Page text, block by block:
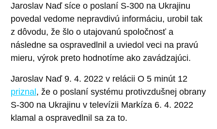
Jaroslav Naď síce o poslaní S-300 na Ukrajinu
povedal vedome nepravdivú informáciu, urobil tak
z dôvodu, že šlo o utajovanú spoločnosť a
následne sa ospravedlnil a uviedol veci na pravú
mieru, výrok preto hodnotíme ako zavádzajúci.
Jaroslav Naď 9. 4. 2022 v relácii O 5 minút 12
priznal, že o poslaní systému protivzdušnej obrany
S-300 na Ukrajinu v televízii Markíza 6. 4. 2022
klamal a ospravedlnil sa za to.